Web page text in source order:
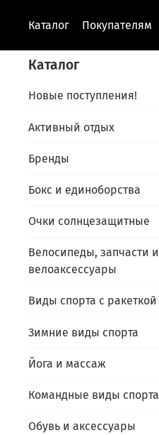
Каталог Покупателям
Каталог
Новые поступления!
Активный отдых
Бренды
Бокс и единоборства
Очки солнцезащитные
Велосипеды, запчасти и
велоаксессуары
Виды спорта с ракеткой
Зимние виды спорта
Йога и массаж
Командные виды спорта
Обувь и аксессуары